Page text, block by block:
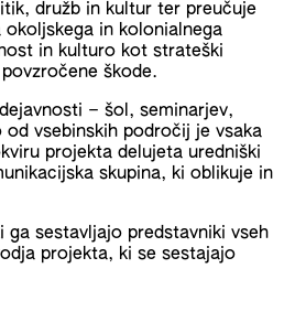
družb in kultur ter preučuje
in kolonialnega
in kulturo kot strateški
škode.
– šol, seminarjev,
vsebinskih področij je vsaka
projekta delujeta uredniški
skupina, ki oblikuje in
ga sestavljajo predstavniki vseh
projekta, ki se sestajajo